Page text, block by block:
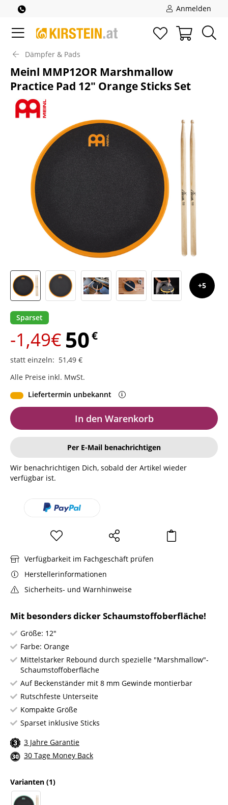
Anmelden
Dämpfer & Pads
Meinl MMP12OR Marshmallow
Practice Pad 12" Orange Sticks Set
5
Mit besonders dicker Schaumstoffoberfläche!
Größe: 12"
Farbe: Orange
Mittelstarker Rebound durch spezielle "Marshmallow"-
Schaumstoffoberfläche
Auf Beckenständer mit 8 mm Gewinde montierbar
Rutschfeste Unterseite
Kompakte Größe
Sparset inklusive Sticks
3 Jahre Garantie
30 Tage Money Back
Varianten (1)
Sparset
-1,49€ 50€
statt einzeln: 51,49 €
Alle Preise inkl. MwSt.
Liefertermin unbekannt
In den Warenkorb
Per E-Mail benachrichtigen
Wir benachrichtigen Dich, sobald der Artikel wieder
verfügbar ist.
Verfügbarkeit im Fachgeschäft prüfen
Herstellerinformationen
Sicherheits- und Warnhinweise